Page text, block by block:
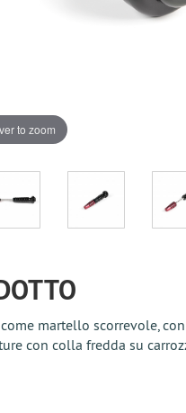
to zoom
martello scorrevole,
con colla fredda su